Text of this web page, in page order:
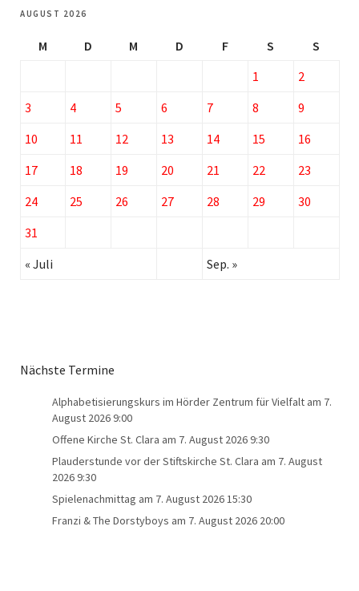
AUGUST 2026
M D M D F S
S
1
2
3
4 5 6 7 8
9
10
11 12 13 14 15
16
17
18 19 20 21 22
23
24
25 26 27 28 29
30
31
« Juli
Sep. »
Nächste Termine
Alphabetisierungskurs im Hörder Zentrum für Vielfalt am 7.
August 2026 9:00
Offene Kirche St. Clara am 7. August 2026 9:30
Plauderstunde vor der Stiftskirche St. Clara am 7. August
2026 9:30
Spielenachmittag am 7. August 2026 15:30
Franzi & The Dorstyboys am 7. August 2026 20:00